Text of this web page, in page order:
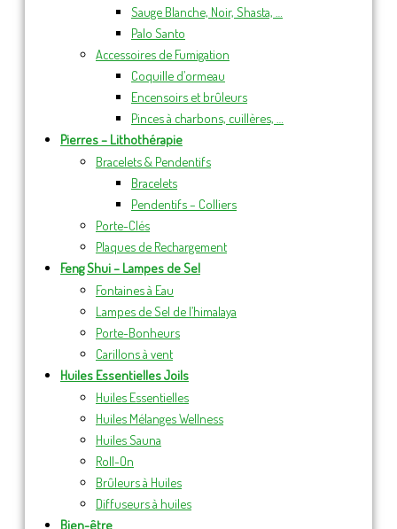
Sauge Blanche, Noir, Shasta, …
Palo Santo
Accessoires de Fumigation
Coquille d’ormeau
Encensoirs et brûleurs
Pinces à charbons, cuillères, …
Pierres – Lithothérapie
Bracelets & Pendentifs
Bracelets
Pendentifs – Colliers
Porte-Clés
Plaques de Rechargement
Feng Shui – Lampes de Sel
Fontaines à Eau
Lampes de Sel de l’himalaya
Porte-Bonheurs
Carillons à vent
Huiles Essentielles Joils
Huiles Essentielles
Huiles Mélanges Wellness
Huiles Sauna
Roll-On
Brûleurs à Huiles
Diffuseurs à huiles
Bien-être